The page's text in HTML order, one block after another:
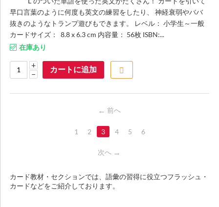
早口言葉のように何度も英文の練習をしたり、 神経衰弱やババ
抜きのようなトランプ遊びもできます。 レベル： 小学生～一般
カードサイズ： 8.8 x 6.3 cm 内容量： 56枚 ISBN:...
在庫あり
+
−
カートに追加
前へ
1 2 3 4 5 6
次へ
カード教材・セクションでは、語彙の習得に役立つフラッシュ・
カードなどをご紹介しております。